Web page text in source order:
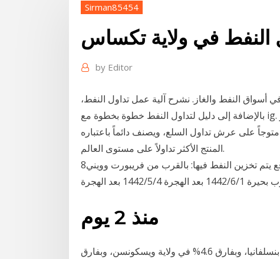
Sirman85454
النفط في ولاية تكساس
by Editor
أسواق النفط والغاز. نشرح آلية عمل تداول النفط،
بالإضافة إلى دليل لتداول النفط خطوة بخطوة مع ig. في ظل الطلب المتزايد على الطاقة نتيجة نمو وتطور
على عرش تداول السلع، ويصنف دائماً باعتباره
المنتج الأكثر تداولاً على مستوى العالم.
8‏‏/6‏‏/1440 بعد الهجرة في الوقت الراهن، ثمة أربعة مواقع يتم تخزين النفط فيها: بالقرب من فريبورت وويني
1442 بعد الهجرة
منذ 2 يوم
ويتقدم المرشح الديمقراطي بمعدل 4.9% في ولاية بنسلفانيا، وبفارق 4.6% في ولاية ويسكونسن، وبفارق